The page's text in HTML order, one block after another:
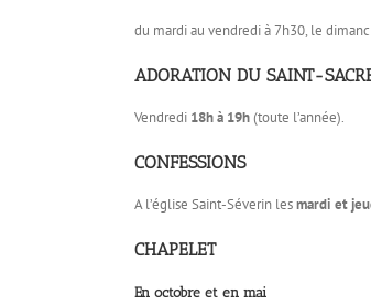
du mardi au vendredi à 7h30, le
ADORATION DU SAINT-
Vendredi 18h à 19h(toute l’année).
CONFESSIONS
A l’église Saint-Séverin lesmardi et
CHAPELET
En octobre et en mai